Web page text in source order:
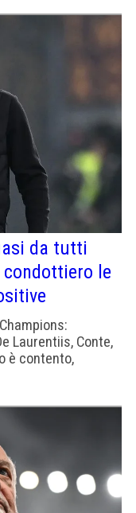
da tutti
le
Laurentiis, Conte,
è contento,